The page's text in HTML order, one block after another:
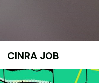
CINRA JOB